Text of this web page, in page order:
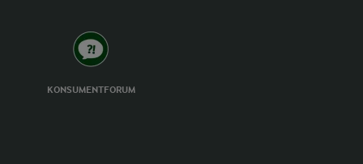
KONSUMENTFORUM